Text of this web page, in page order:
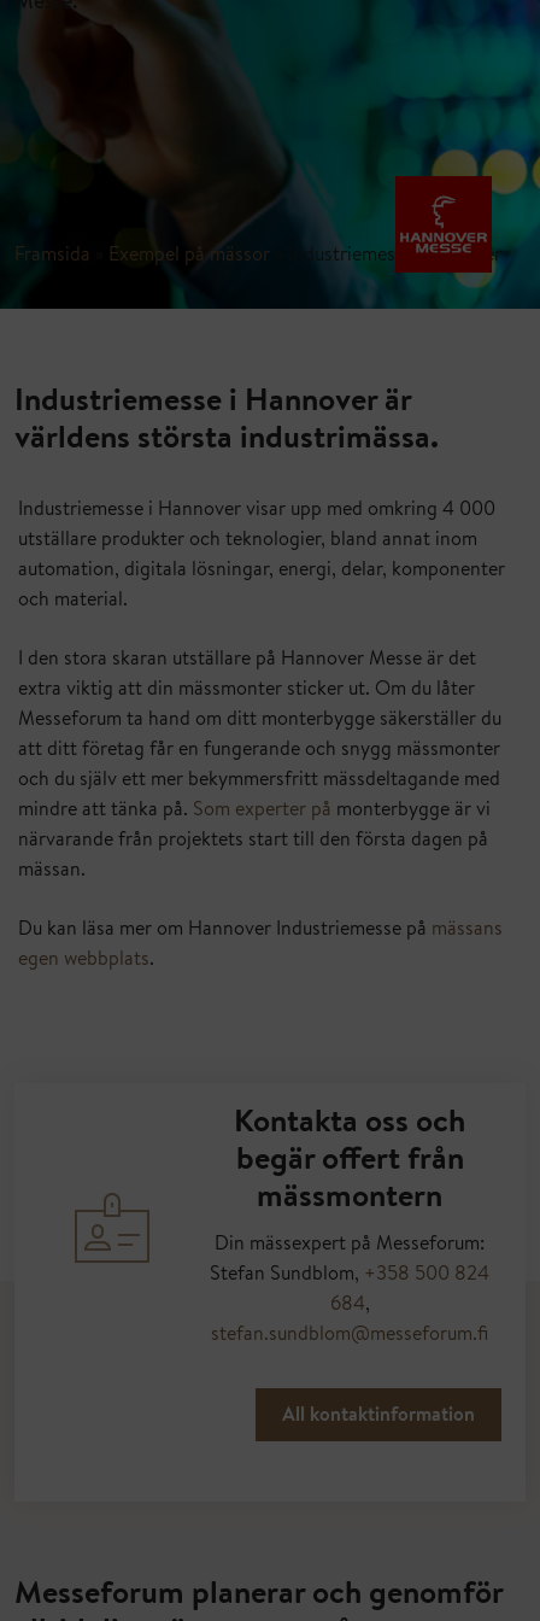
Framsida Exempel på mässor Industriemesse Hannover
Industriemesse i Hannover är
världens största industrimässa.
Industriemesse i Hannover visar upp med omkring 4 000
utställare produkter och teknologier, bland annat inom
automation, digitala lösningar, energi, delar, komponenter
och material.
I den stora skaran utställare på Hannover Messe är det
extra viktig att din mässmonter sticker ut. Om du låter
Messeforum ta hand om ditt monterbygge säkerställer du
att ditt företag får en fungerande och snygg mässmonter
och du själv ett mer bekymmersfritt mässdeltagande med
mindre att tänka på. Som experter på monterbygge är vi
närvarande från projektets start till den första dagen på
mässan.
Du kan läsa mer om Hannover Industriemesse på mässans
egen webbplats.
Kontakta oss och
begär offert från
mässmontern
Din mässexpert på Messeforum:
Stefan Sundblom, +358 500 824
684,
stefan.sundblom@messeforum.fi
All kontaktinformation
Messeforum planerar och genomför